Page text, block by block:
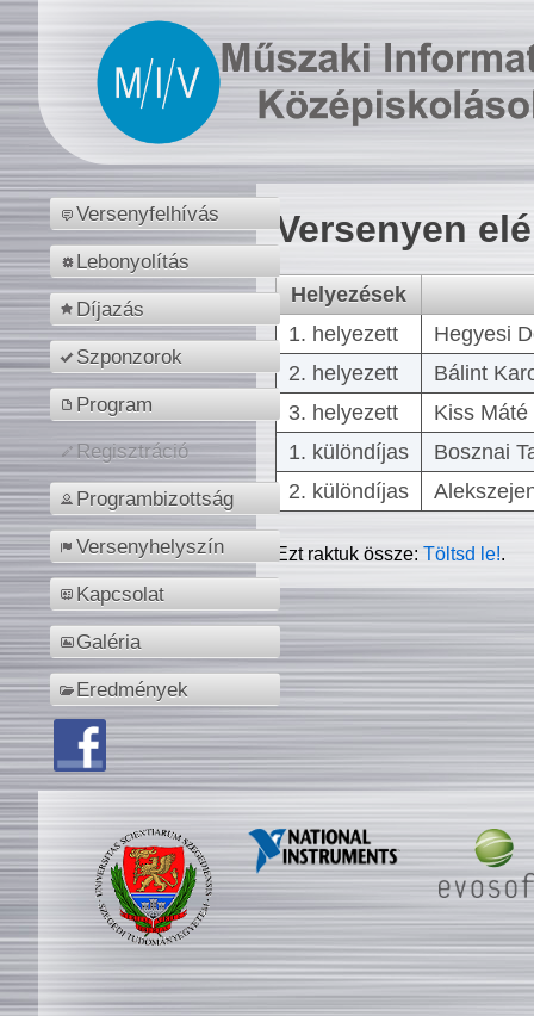
Versenyfelhívás
Lebonyolítás
Díjazás
Szponzorok
Program
Regisztráció
Programbizottság
Versenyhelyszín
Kapcsolat
Galéria
Eredmények
Versenyen
Helyezések
1. helyezett
Hegyesi
2. helyezett
Bálint
3. helyezett
Kiss
1. különdíjas
Bosznai
2. különdíjas
Ezt raktuk össze:Töltsd le!.